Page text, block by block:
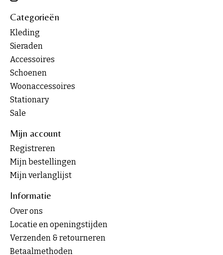
Categorieën
Kleding
Sieraden
Accessoires
Schoenen
Woonaccessoires
Stationary
Sale
Mijn account
Registreren
Mijn bestellingen
Mijn verlanglijst
Informatie
Over ons
Locatie en openingstijden
Verzenden & retourneren
Betaalmethoden